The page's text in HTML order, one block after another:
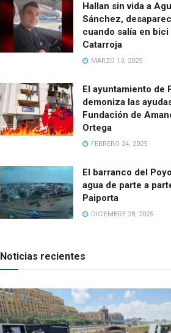
Hallan sin vida a
Sánchez,
cuando salía en bici
Catarroja
MARZO 13, 2025
El ayuntamiento de
demoniza las
Fundación de
Ortega
FEBRERO 24, 2025
El barranco del
agua de parte a
Paiporta
DICIEMBRE 28, 2025
Noticias recientes